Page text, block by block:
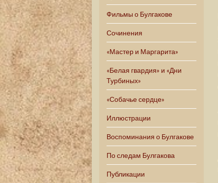
Фильмы о Булгакове
Сочинения
«Мастер и Маргарита»
«Белая гвардия» и «Дни
Турбиных»
«Собачье сердце»
Иллюстрации
Воспоминания о Булгакове
По следам Булгакова
Публикации